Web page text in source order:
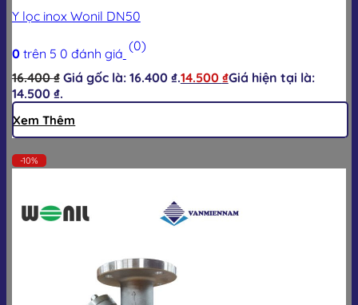
Y lọc inox Wonil DN50
0trên 5 0 đánh giá (0)
16.400₫ Giá gốc là: 16.400 ₫.14.500 ₫Giá hiện tại là:
14.500 ₫.
Xem Thêm
-10%